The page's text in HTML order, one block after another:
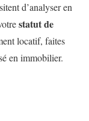
d’analyser en
statut de
locatif, faites
en immobilier.